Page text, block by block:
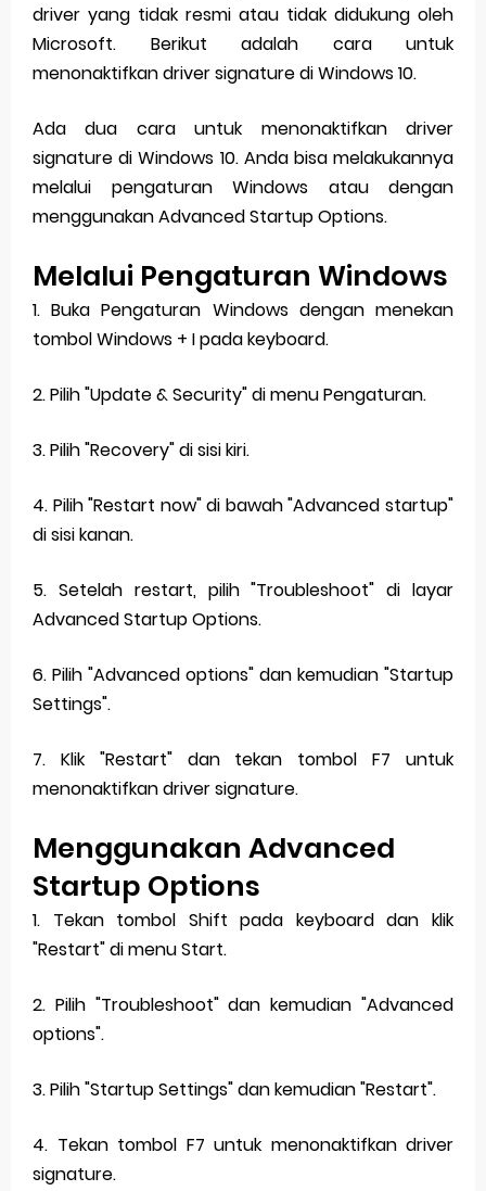
driver yang tidak resmi atau tidak didukung oleh
Microsoft. Berikut adalah cara untuk
menonaktifkan driver signature di Windows 10.
Ada dua cara untuk menonaktifkan driver
signature di Windows 10. Anda bisa melakukannya
melalui pengaturan Windows atau dengan
menggunakan Advanced Startup Options.
Melalui Pengaturan Windows
1. Buka Pengaturan Windows dengan menekan
tombol Windows + I pada keyboard.
2. Pilih "Update & Security" di menu Pengaturan.
3. Pilih "Recovery" di sisi kiri.
4. Pilih "Restart now" di bawah "Advanced startup"
di sisi kanan.
5. Setelah restart, pilih "Troubleshoot" di layar
Advanced Startup Options.
6. Pilih "Advanced options" dan kemudian "Startup
Settings".
7. Klik "Restart" dan tekan tombol F7 untuk
menonaktifkan driver signature.
Menggunakan Advanced
Startup Options
1. Tekan tombol Shift pada keyboard dan klik
"Restart" di menu Start.
2. Pilih "Troubleshoot" dan kemudian "Advanced
options".
3. Pilih "Startup Settings" dan kemudian "Restart".
4. Tekan tombol F7 untuk menonaktifkan driver
signature.